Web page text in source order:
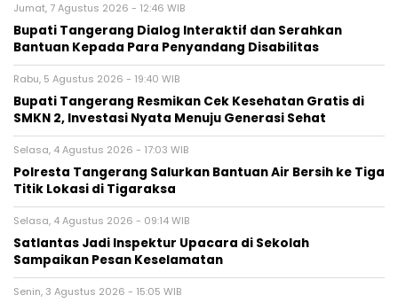
Jumat, 7 Agustus 2026 - 12:46 WIB
Bupati Tangerang Dialog Interaktif dan Serahkan
Bantuan Kepada Para Penyandang Disabilitas
Rabu, 5 Agustus 2026 - 19:40 WIB
‎Bupati Tangerang Resmikan Cek Kesehatan Gratis di
SMKN 2, Investasi Nyata Menuju Generasi Sehat
Selasa, 4 Agustus 2026 - 17:03 WIB
Polresta Tangerang Salurkan Bantuan Air Bersih ke Tiga
Titik Lokasi di Tigaraksa
Selasa, 4 Agustus 2026 - 09:14 WIB
Satlantas Jadi Inspektur Upacara di Sekolah
Sampaikan Pesan Keselamatan
Senin, 3 Agustus 2026 - 15:05 WIB